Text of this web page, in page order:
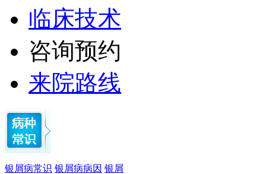
临床技术
咨询预约
来院路线
银屑病常识 银屑病病因 银屑